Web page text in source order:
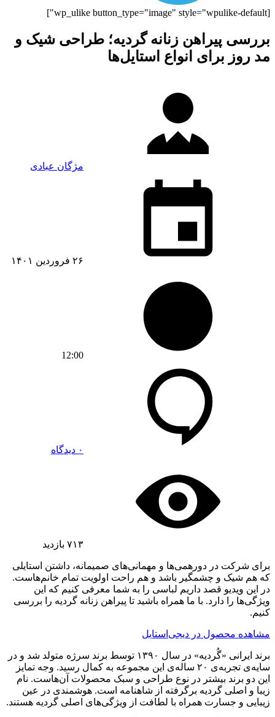
[wp_ulike button_type="image" style="wpulike-default"]
بررسی پیراهن زنانه گردیه؛ طراحی شیک و
مد روز برای انواع استایل‌ها
مژگان عبادی
۲۶ فروردین ۱۴۰۱
12:00
۰ دیدگاه
۷۱۳ بازدید
برای شرکت در دورهمی‌ها و مهمانی‌های صمیمانه، داشتن استایلی
که هم شیک و چشمگیر باشد و هم راحت اولویت تمام خانم‌هاست.
در این ویدیو قصد داریم لباسی را به شما معرفی کنیم که این
ویژگی‌ها را دارد. با ما همراه باشید تا پیراهن زنانه گردیه را بررسی
کنیم.
مشاهده محصول در دیجی‌استایل
برند ایرانی «گُردیه» در سال ۱۳۹۰ توسط برند سرژه متولد شد و در
سایه‌ی تجربه‌ی ۲۰ ساله‌ی این مجموعه به کمال رسید. وجه تمایز
این دو برند بیشتر در نوع طراحی و سبک محصولات آن‌هاست. نام
زیبا و اصلی گردیه برگرفته از شاهنامه است. هوشمندی در عین
زیبایی و جسارت همراه با لطافت از ویژگی‌های اصلی گردیه هستند.